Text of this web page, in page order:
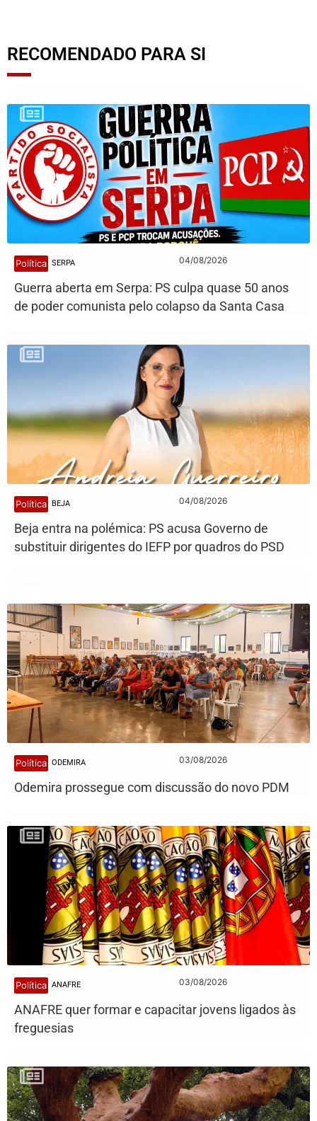
RECOMENDADO PARA SI
Política SERPA 04/08/2026
Guerra aberta em Serpa: PS culpa quase 50 anos
de poder comunista pelo colapso da Santa Casa
Política BEJA 04/08/2026
Beja entra na polémica: PS acusa Governo de
substituir dirigentes do IEFP por quadros do PSD
Política ODEMIRA 03/08/2026
Odemira prossegue com discussão do novo PDM
Política ANAFRE 03/08/2026
ANAFRE quer formar e capacitar jovens ligados às
freguesias